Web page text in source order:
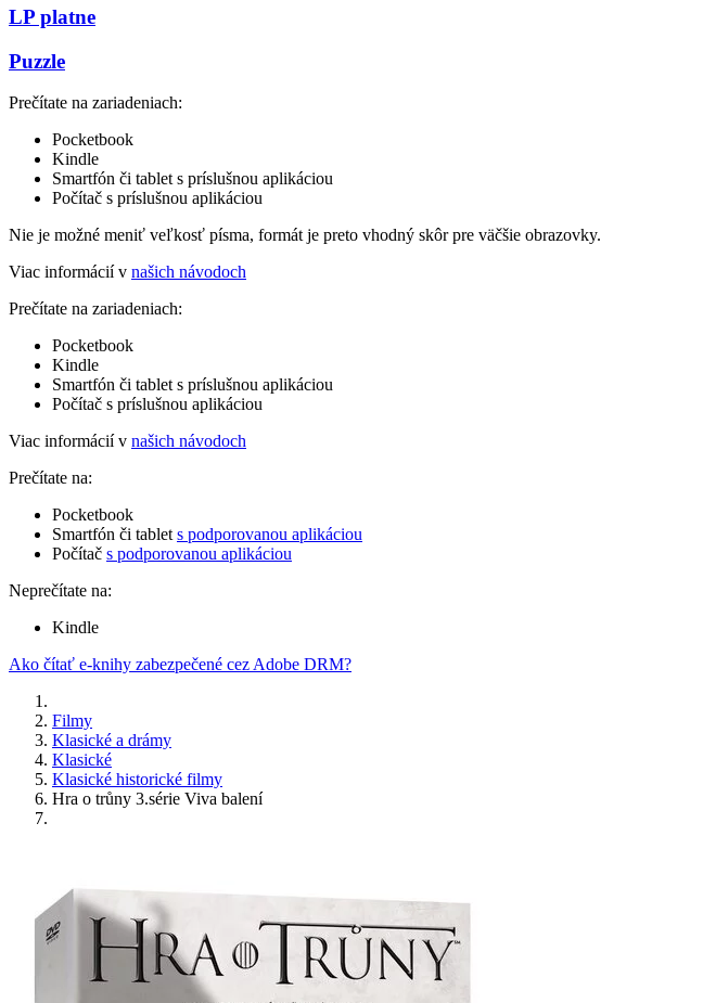
LP platne
Puzzle
Prečítate na zariadeniach:
Pocketbook
Kindle
Smartfón či tablet s príslušnou aplikáciou
Počítač s príslušnou aplikáciou
Nie je možné meniť veľkosť písma, formát je preto vhodný skôr pre väčšie obrazovky.
Viac informácií v našich návodoch
Prečítate na zariadeniach:
Pocketbook
Kindle
Smartfón či tablet s príslušnou aplikáciou
Počítač s príslušnou aplikáciou
Viac informácií v našich návodoch
Prečítate na:
Pocketbook
Smartfón či tablet s podporovanou aplikáciou
Počítač s podporovanou aplikáciou
Neprečítate na:
Kindle
Ako čítať e-knihy zabezpečené cez Adobe DRM?
Filmy
Klasické a drámy
Klasické
Klasické historické filmy
Hra o trůny 3.série Viva balení